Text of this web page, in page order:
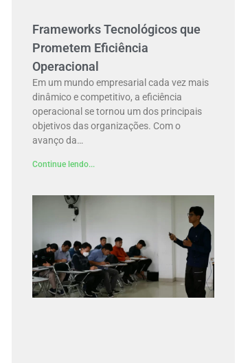
Frameworks Tecnológicos que
Prometem Eficiência
Operacional
Em um mundo empresarial cada vez mais
dinâmico e competitivo, a eficiência
operacional se tornou um dos principais
objetivos das organizações. Com o
avanço da…
Continue lendo...